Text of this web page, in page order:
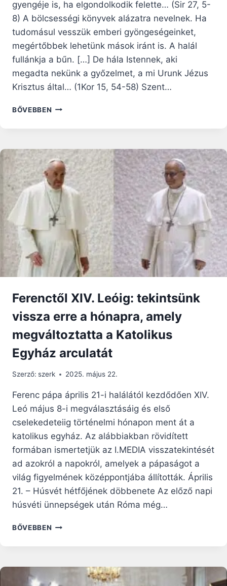
gyengéje is, ha elgondolkodik felette… (Sir 27, 5-
8) A bölcsességi könyvek alázatra nevelnek. Ha
tudomásul vesszük emberi gyöngeségeinket,
megértőbbek lehetünk mások iránt is. A halál
fullánkja a bűn. […] De hála Istennek, aki
megadta nekünk a győzelmet, a mi Urunk Jézus
Krisztus által… (1Kor 15, 54-58) Szent…
BŐVEBBEN A
GONDOLATOK
ÉVKÖZI
8.
VASÁRNAPRA
Ferenctől XIV. Leóig: tekintsünk
vissza erre a hónapra, amely
megváltoztatta a Katolikus
Egyház arculatát
Szerző: szerk 2025. május 22.
Ferenc pápa április 21-i halálától kezdődően XIV.
Leó május 8-i megválasztásáig és első
cselekedeteiig történelmi hónapon ment át a
katolikus egyház. Az alábbiakban rövidített
formában ismertetjük az I.MEDIA visszatekintését
ad azokról a napokról, amelyek a pápaságot a
világ figyelmének középpontjába állították. Április
21. – Húsvét hétfőjének döbbenete Az előző napi
húsvéti ünnepségek után Róma még…
BŐVEBBEN FERENCTŐL
VISSZA
ERRE